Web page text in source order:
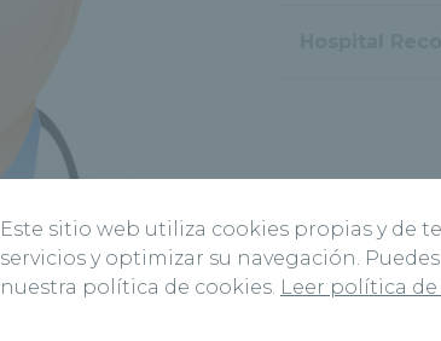
Este sitio web utiliza cookies propias y de
servicios y optimizar su navegación.
nuestra política de cookies. Leer política